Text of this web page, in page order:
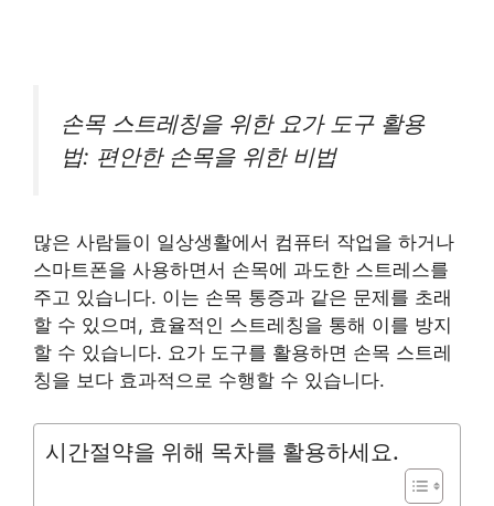
손목 스트레칭을 위한 요가 도구 활용
법: 편안한 손목을 위한 비법
많은 사람들이 일상생활에서 컴퓨터 작업을 하거나
스마트폰을 사용하면서 손목에 과도한 스트레스를
주고 있습니다. 이는 손목 통증과 같은 문제를 초래
할 수 있으며, 효율적인 스트레칭을 통해 이를 방지
할 수 있습니다. 요가 도구를 활용하면 손목 스트레
칭을 보다 효과적으로 수행할 수 있습니다.
시간절약을 위해 목차를 활용하세요.